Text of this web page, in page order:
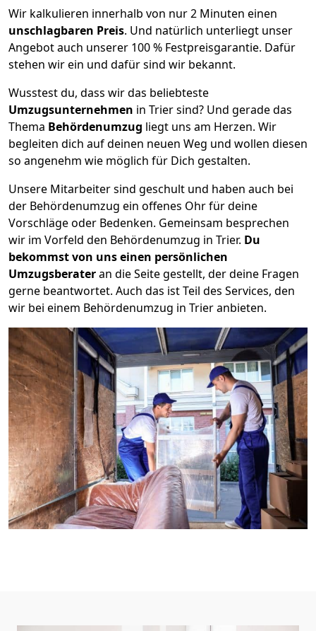
Wir kalkulieren innerhalb von nur 2 Minuten einen
unschlagbaren Preis. Und natürlich unterliegt unser
Angebot auch unserer 100 % Festpreisgarantie. Dafür
stehen wir ein und dafür sind wir bekannt.
Wusstest du, dass wir das beliebteste
Umzugsunternehmen in Trier sind? Und gerade das
Thema Behördenumzug liegt uns am Herzen. Wir
begleiten dich auf deinen neuen Weg und wollen diesen
so angenehm wie möglich für Dich gestalten.
Unsere Mitarbeiter sind geschult und haben auch bei
der Behördenumzug ein offenes Ohr für deine
Vorschläge oder Bedenken. Gemeinsam besprechen
wir im Vorfeld den Behördenumzug in Trier. Du
bekommst von uns einen persönlichen
Umzugsberateran die Seite gestellt, der deine Fragen
gerne beantwortet. Auch das ist Teil des Services, den
wir bei einem Behördenumzug in Trier anbieten.